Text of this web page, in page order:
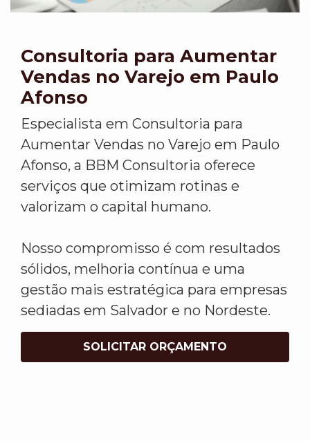
Consultoria para Aumentar
Vendas no Varejo em Paulo
Afonso
Especialista em Consultoria para
Aumentar Vendas no Varejo em Paulo
Afonso, a BBM Consultoria oferece
serviços que otimizam rotinas e
valorizam o capital humano.
Nosso compromisso é com resultados
sólidos, melhoria contínua e uma
gestão mais estratégica para empresas
sediadas em Salvador e no Nordeste.
SOLICITAR ORÇAMENTO